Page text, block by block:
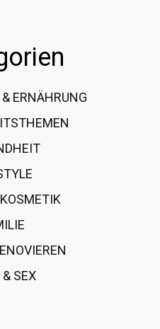
ERNÄHRUNG
& SEX